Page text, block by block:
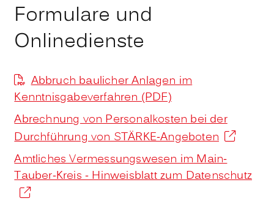
Formulare und
Onlinedienste
Abbruch baulicher Anlagen im
Kenntnisgabeverfahren (PDF)
Abrechnung von Personalkosten bei der
Durchführung von STÄRKE-Angeboten
Amtliches Vermessungswesen im Main-
Tauber-Kreis - Hinweisblatt zum Datenschutz